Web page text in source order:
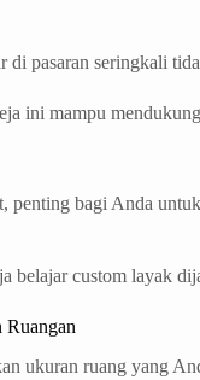
di pasaran seringkali
ini mampu
penting bagi Anda
belajar custom layak
Ruangan
ukuran ruang yang